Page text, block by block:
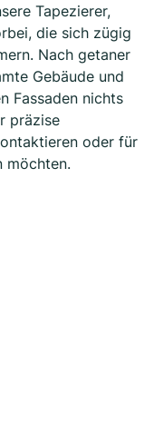
Tapezierer,
die sich zügig
Nach getaner
Gebäude und
Fassaden nichts
präzise
oder für
möchten.